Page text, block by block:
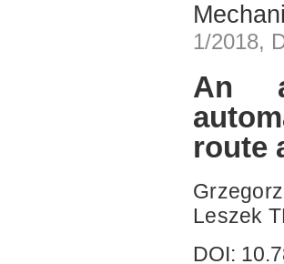
1/2018,
An
route
Leszek
DOI: